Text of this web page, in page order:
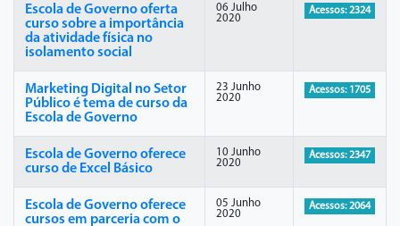
Escola de Governo oferta
curso sobre a importância
da atividade física no
isolamento social
06 Julho
2020
Acessos: 2324
Marketing Digital no Setor
Público é tema de curso da
Escola de Governo
23 Junho
2020
Acessos: 1705
Escola de Governo oferece
curso de Excel Básico
10 Junho
2020
Acessos: 2347
Escola de Governo oferece
cursos em parceria com o
05 Junho
2020
Acessos: 2064